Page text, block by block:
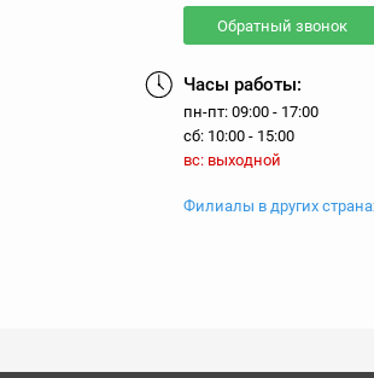
Обратный звонок
Часы работы:
пн-пт: 09:00 - 17:00
сб: 10:00 - 15:00
вс: выходной
Филиалы в других